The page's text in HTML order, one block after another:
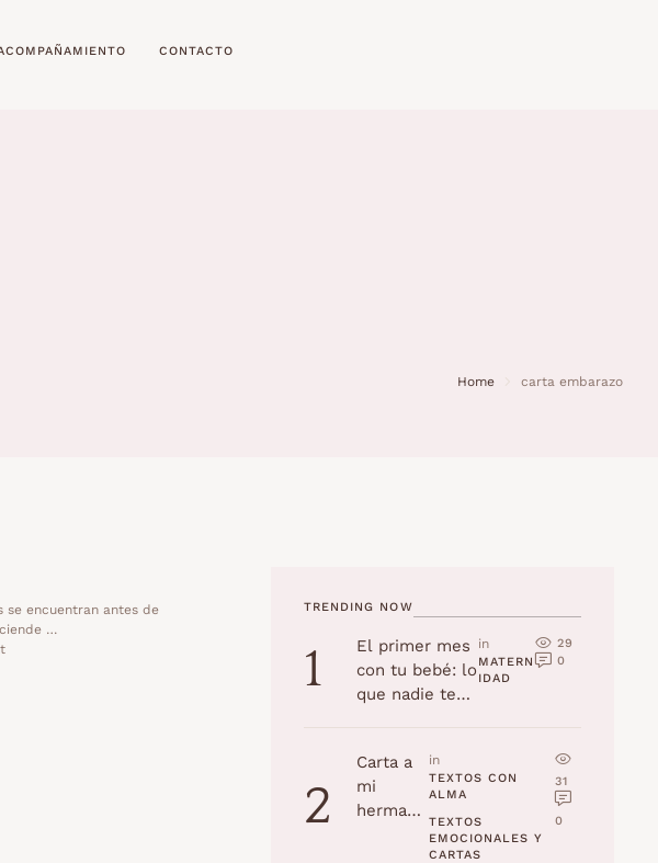
CONTACTO
Home carta embarazo
se encuentran antes de
…
TRENDING NOW
1
El primer mes
con tu bebé: lo
que nadie te
in
MATERN
IDAD
29
0
2
Carta a
mi
hermana
in
TEXTOS CON
ALMA
TEXTOS
EMOCIONALES Y
CARTAS
31
0